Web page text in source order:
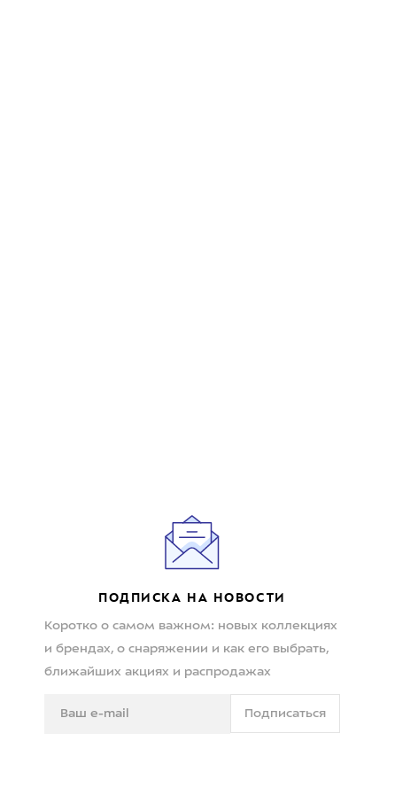
ПОДПИСКА НА НОВОСТИ
Коротко о самом важном: новых коллекциях
и брендах, о снаряжении и как его выбрать,
ближайших акциях и распродажах
Подписаться